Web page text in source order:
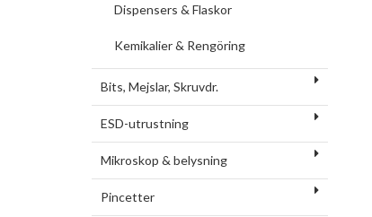
Dispensers & Flaskor
Kemikalier & Rengöring
Bits, Mejslar, Skruvdr.
ESD-utrustning
Mikroskop & belysning
Pincetter